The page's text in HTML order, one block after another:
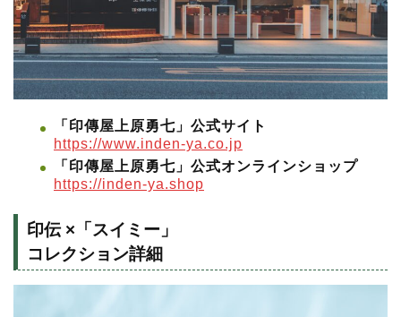
「印傳屋上原勇七」公式サイト
https://www.inden-ya.co.jp
「印傳屋上原勇七」公式オンラインショップ
https://inden-ya.shop
印伝 ×「スイミー」
コレクション詳細